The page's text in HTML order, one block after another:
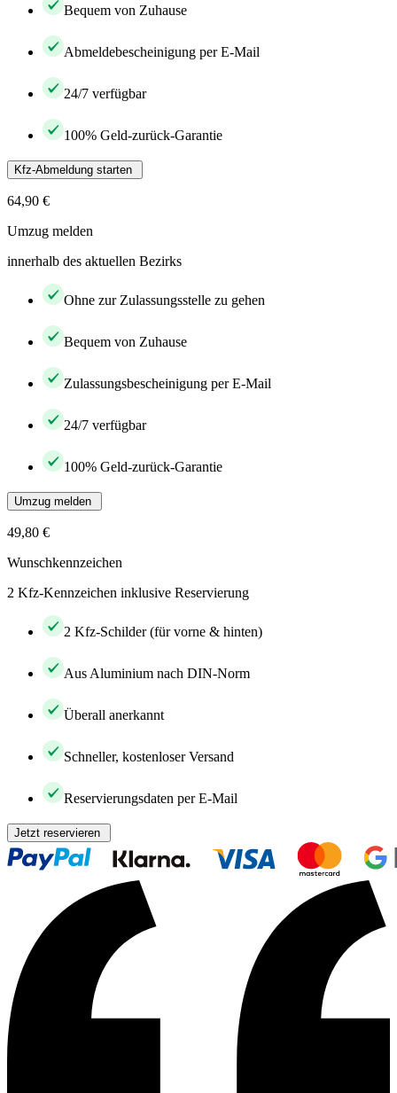
Bequem von Zuhause
Abmeldebescheinigung per E-Mail
24/7 verfügbar
100% Geld-zurück-Garantie
Kfz-Abmeldung starten
64,90 €
Umzug melden
innerhalb des aktuellen Bezirks
Ohne zur Zulassungsstelle zu gehen
Bequem von Zuhause
Zulassungsbescheinigung per E-Mail
24/7 verfügbar
100% Geld-zurück-Garantie
Umzug melden
49,80 €
Wunschkennzeichen
2 Kfz-Kennzeichen inklusive Reservierung
2 Kfz-Schilder (für vorne & hinten)
Aus Aluminium nach DIN-Norm
Überall anerkannt
Schneller, kostenloser Versand
Reservierungsdaten per E-Mail
Jetzt reservieren